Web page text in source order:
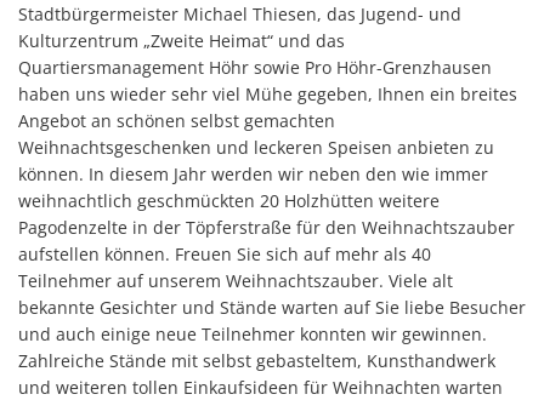
Stadtbürgermeister Michael Thiesen, das Jugend- und
Kulturzentrum „Zweite Heimat“ und das
Quartiersmanagement Höhr sowie Pro Höhr-Grenzhausen
haben uns wieder sehr viel Mühe gegeben, Ihnen ein breites
Angebot an schönen selbst gemachten
Weihnachtsgeschenken und leckeren Speisen anbieten zu
können. In diesem Jahr werden wir neben den wie immer
weihnachtlich geschmückten 20 Holzhütten weitere
Pagodenzelte in der Töpferstraße für den Weihnachtszauber
aufstellen können. Freuen Sie sich auf mehr als 40
Teilnehmer auf unserem Weihnachtszauber. Viele alt
bekannte Gesichter und Stände warten auf Sie liebe Besucher
und auch einige neue Teilnehmer konnten wir gewinnen.
Zahlreiche Stände mit selbst gebasteltem, Kunsthandwerk
und weiteren tollen Einkaufsideen für Weihnachten warten